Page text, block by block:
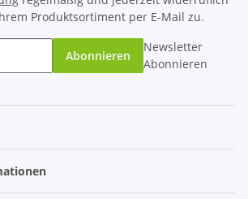
Produktsortiment per E-Mail zu.
Abonnieren
Newsletter
Abonnieren